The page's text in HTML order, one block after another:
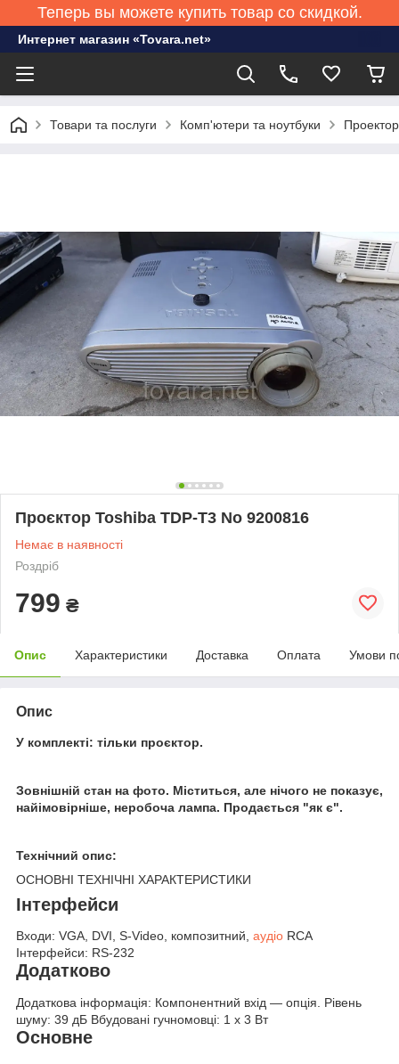
Теперь вы можете купить товар со скидкой.
Интернет магазин «Tovara.net»
Товари та послуги Комп'ютери та ноутбуки
Проєктор Toshiba TDP-T3 No 9200816
Немає в наявності
Роздріб
799 ₴
Опис Характеристики Доставка Оплата Умови
Опис
У комплекті: тільки проєктор.
Зовнішній стан на фото. Міститься, але нічого не показує,
найімовірніше, неробоча лампа. Продається "як є".
Технічний опис:
ОСНОВНІ ТЕХНІЧНІ ХАРАКТЕРИСТИКИ
Інтерфейси
Входи: VGA, DVI, S-Video, композитний, аудіо RCA
Інтерфейси: RS-232
Додатково
Додаткова інформація: Компонентний вхід — опція. Рівень
шуму: 39 дБ Вбудовані гучномовці: 1 x 3 Вт
Основне